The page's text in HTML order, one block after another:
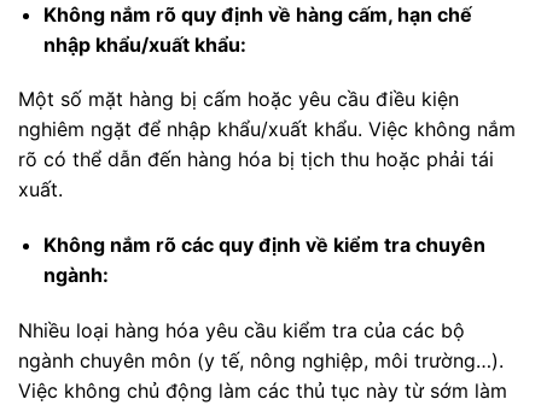
Không nắm rõ quy định về hàng cấm, hạn chế
nhập khẩu/xuất khẩu:
Một số mặt hàng bị cấm hoặc yêu cầu điều kiện
nghiêm ngặt để nhập khẩu/xuất khẩu. Việc không nắm
rõ có thể dẫn đến hàng hóa bị tịch thu hoặc phải tái
xuất.
Không nắm rõ các quy định về kiểm tra chuyên
ngành:
Nhiều loại hàng hóa yêu cầu kiểm tra của các bộ
ngành chuyên môn (y tế, nông nghiệp, môi trường…).
Việc không chủ động làm các thủ tục này từ sớm làm